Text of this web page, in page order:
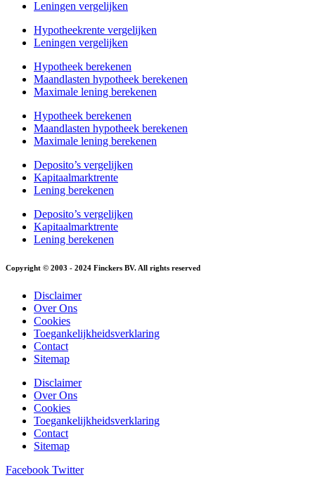
Leningen vergelijken
Hypotheekrente vergelijken
Leningen vergelijken
Hypotheek berekenen
Maandlasten hypotheek berekenen
Maximale lening berekenen
Hypotheek berekenen
Maandlasten hypotheek berekenen
Maximale lening berekenen
Deposito’s vergelijken
Kapitaalmarktrente
Lening berekenen
Deposito’s vergelijken
Kapitaalmarktrente
Lening berekenen
Copyright © 2003 - 2024 Finckers BV. All rights reserved
Disclaimer
Over Ons
Cookies
Toegankelijkheidsverklaring
Contact
Sitemap
Disclaimer
Over Ons
Cookies
Toegankelijkheidsverklaring
Contact
Sitemap
Facebook Twitter